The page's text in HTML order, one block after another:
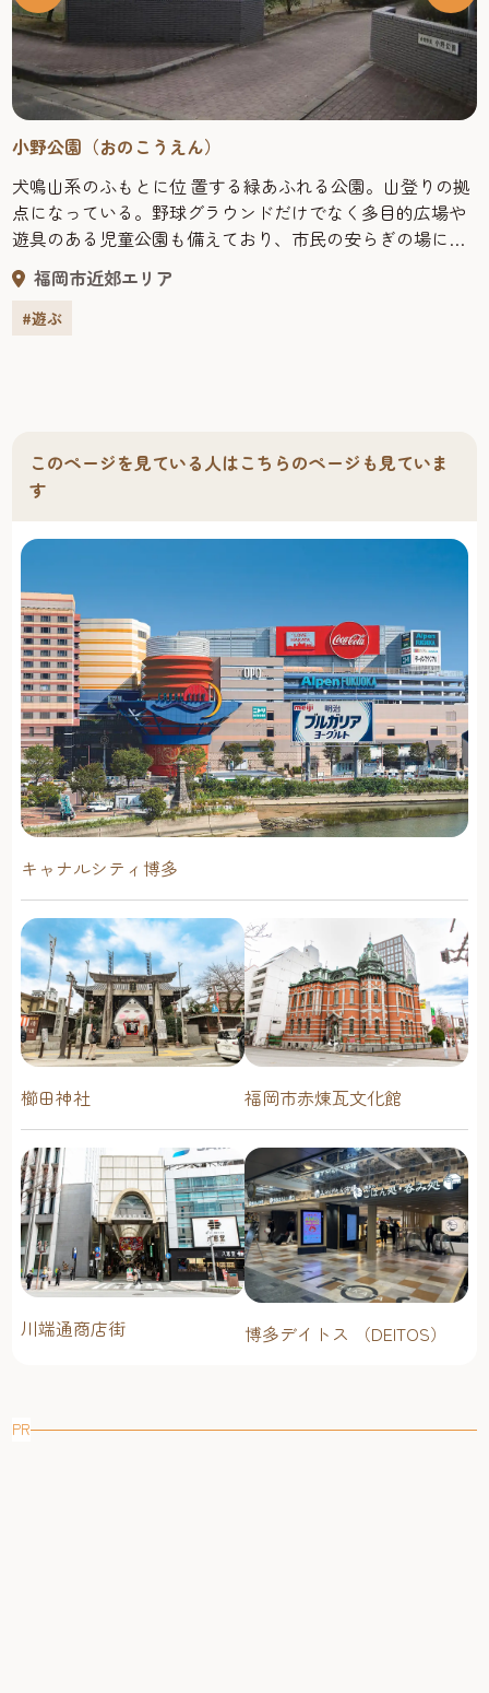
小野公園（おのこうえん）
犬鳴山系のふもとに位 置する緑あふれる公園。山登りの拠
点になっている。野球グラウンドだけでなく多目的広場や
遊具のある児童公園も備えており、市民の安らぎの場に
なっている。
福岡市近郊エリア
#遊ぶ
このページを見ている人はこちらのページも見ていま
す
キャナルシティ博多
櫛田神社 福岡市赤煉瓦文化館
川端通商店街 博多デイトス （DEITOS）
PR